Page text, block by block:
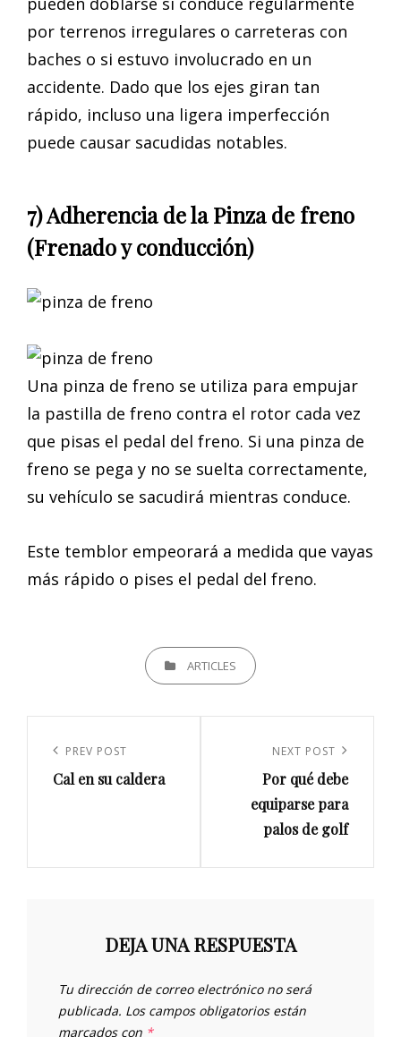
por terrenos irregulares o carreteras con
baches o si estuvo involucrado en un
accidente. Dado que los ejes giran tan
rápido, incluso una ligera imperfección
puede causar sacudidas notables.
7) Adherencia de la Pinza de freno
(Frenado y conducción)
Una pinza de freno se utiliza para empujar
la pastilla de freno contra el rotor cada vez
que pisas el pedal del freno. Si una pinza de
freno se pega y no se suelta correctamente,
su vehículo se sacudirá mientras conduce.
Este temblor empeorará a medida que vayas
más rápido o pises el pedal del freno.
CATEGORIESARTICLES
entradas
Previous
Post
PREV POST
Cal en su caldera
NEXT POST
Por qué debe
equiparse para
palos de golf
DEJA UNA RESPUESTA
Tu dirección de correo electrónico no será
publicada. Los campos obligatorios están
marcados con *